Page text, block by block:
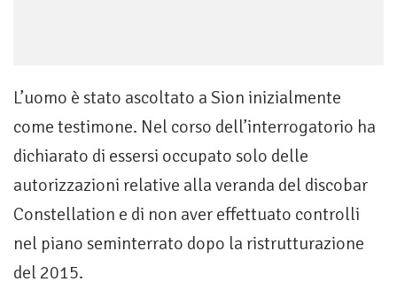
L’uomo è stato ascoltato a Sion inizialmente
come testimone. Nel corso dell’interrogatorio ha
dichiarato di essersi occupato solo delle
autorizzazioni relative alla veranda del discobar
Constellation e di non aver effettuato controlli
nel piano seminterrato dopo la ristrutturazione
del 2015.